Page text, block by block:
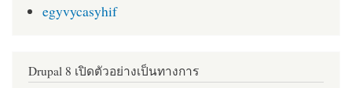
egyvycasyhif
Drupal 8 เปิดตัวอย่างเป็นทางการ